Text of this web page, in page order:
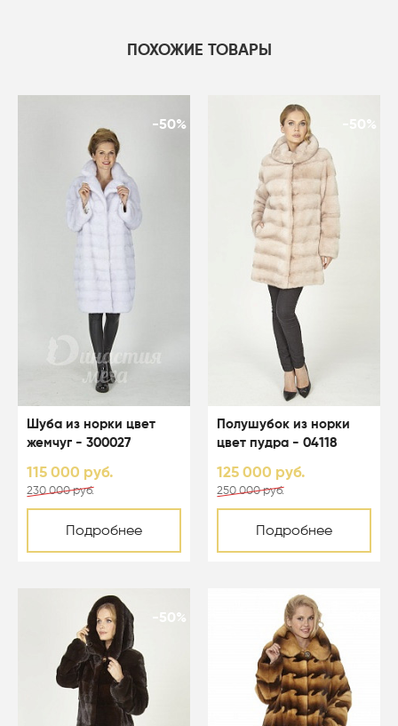
ПОХОЖИЕ ТОВАРЫ
-50%
Шуба из норки цвет
жемчуг - 300027
115 000 руб.
230 000 руб.
Подробнее
-50%
Полушубок из норки
цвет пудра - 04118
125 000 руб.
250 000 руб.
Подробнее
-50%